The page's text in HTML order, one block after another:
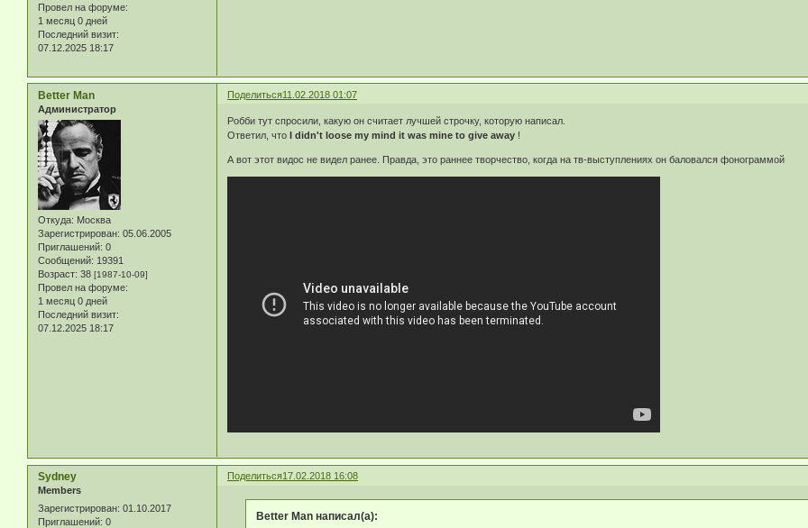
Провел на форуме:
1 месяц 0 дней
Последний визит:
07.12.2025 18:17
Поделиться11.02.2018 01:07
Better Man
Администратор
Откуда: Москва
Зарегистрирован: 05.06.2005
Приглашений: 0
Сообщений: 19391
Возраст: 38 [1987-10-09]
Провел на форуме:
1 месяц 0 дней
Последний визит:
07.12.2025 18:17
Робби тут спросили, какую он считает лучшей строчку, которую написал.
Ответил, что
I didn't loose my mind it was mine to give away !
А вот этот видос не видел ранее. Правда, это раннее творчество, когда на тв-выступлениях он баловался фонограммой
Поделиться17.02.2018 16:08
Sydney
Members
Зарегистрирован: 01.10.2017
Приглашений: 0
Better Man написал(а):